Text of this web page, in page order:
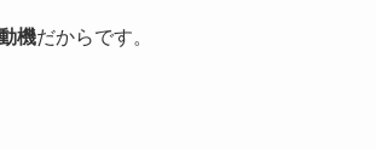
機だからです。